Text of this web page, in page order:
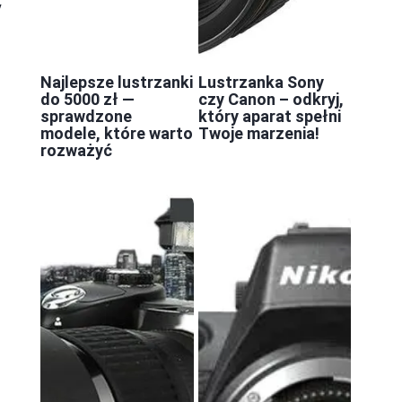
Najlepsze lustrzanki
do 5000 zł —
sprawdzone
modele, które warto
rozważyć
Lustrzanka Sony
czy Canon – odkryj,
który aparat spełni
Twoje marzenia!